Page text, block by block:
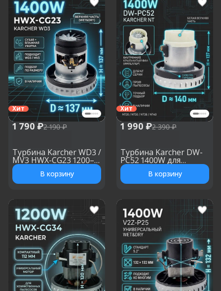
Хит
1 790 ₽2 190 ₽
Турбина Karcher WD3 /
MV3 HWX-CG23 1200–
1400W, h: 137 мм, d: 137
В корзину
Хит
1 990 ₽2 390 ₽
Турбина Karcher DW-
PC52 1400W для
NT20/1 NT30/1 NT38/1
NT40/1, h: 137 мм, d:
140 мм
В корзину